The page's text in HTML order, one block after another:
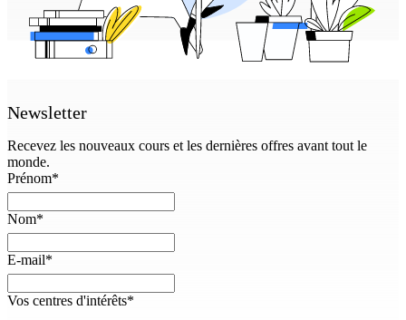
Newsletter
Recevez les nouveaux cours et les dernières offres avant tout le
monde.
Prénom*
Nom*
E-mail*
Vos centres d'intérêts*